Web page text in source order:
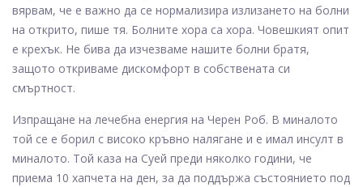
вярвам, че е важно да се нормализира излизането на болни
на открито, пише тя. Болните хора са хора. Човешкият опит
е крехък. Не бива да изчезваме нашите болни братя,
защото откриваме дискомфорт в собствената си
смъртност.
Изпращане на лечебна енергия на Черен Роб. В миналото
той се е борил с високо кръвно налягане и е имал инсулт в
миналото. Той каза на Суей преди няколко години, че
приема 10 хапчета на ден, за да поддържа състоянието под